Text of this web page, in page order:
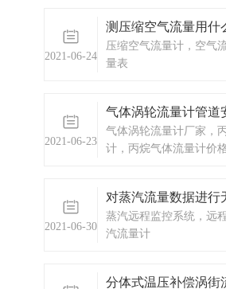
磁阀（二选一，或者泵
量控制系统/定量控制箱
（可以是脉冲信号电流
2021-06-24
测压缩空气流量用什
压缩空气流量计，空气
量表
2021-06-23
气体涡轮流量计管道
气体涡轮流量计厂家，
计，丙烷气体流量计价
流量计厂家，气体流量
量计价格
2021-06-30
对蒸汽流量数据进行
蒸汽远程监控系统，远
汽流量计
分体式温压补偿涡街